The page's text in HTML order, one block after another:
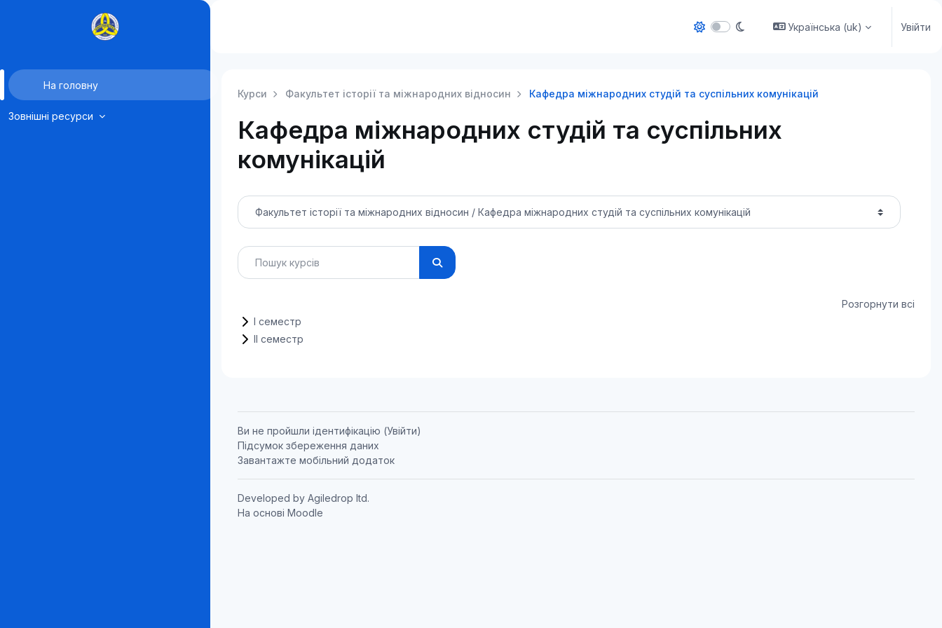
На головну
Зовнішні ресурси
Українська ‎(uk)‎ Увійти
Курси Факультет історії та міжнародних відносин Кафедра міжнародних студій та суспільних комунікацій
Кафедра міжнародних студій та суспільних
комунікацій
Категорії курсів
Пошук курсів
Пошук курсів
Розгорнути всі
I семестр
II семестр
Ви не пройшли ідентифікацію (Увійти)
Підсумок збереження даних
Завантажте мобільний додаток
Developed by Agiledrop ltd.
На основі Moodle